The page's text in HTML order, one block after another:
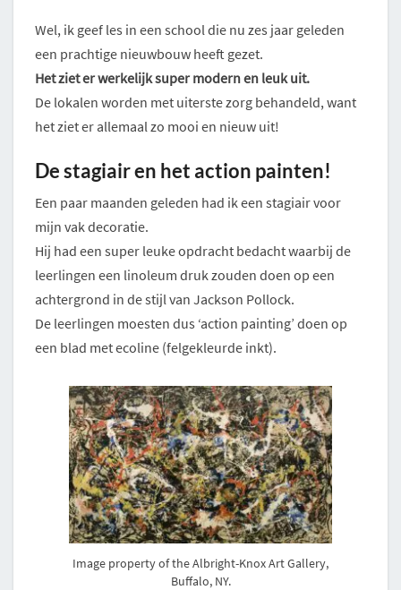
Wel, ik geef les in een school die nu zes jaar geleden
een prachtige nieuwbouw heeft gezet.
Het ziet er werkelijk super modern en leuk uit.
De lokalen worden met uiterste zorg behandeld, want
het ziet er allemaal zo mooi en nieuw uit!
De stagiair en het action painten!
Een paar maanden geleden had ik een stagiair voor
mijn vak decoratie.
Hij had een super leuke opdracht bedacht waarbij de
leerlingen een linoleum druk zouden doen op een
achtergrond in de stijl van Jackson Pollock.
De leerlingen moesten dus ‘action painting’ doen op
een blad met ecoline (felgekleurde inkt).
Image property of the Albright-Knox Art Gallery,
Buffalo, NY.